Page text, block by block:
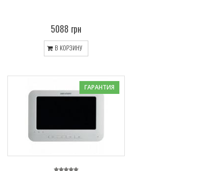
5088 грн
В КОРЗИНУ
ГАРАНТИЯ